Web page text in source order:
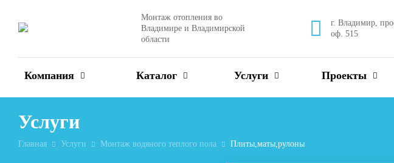
Монтаж отопления во
Владимире и Владимирской
области
г. Владимир,
оф. 515
Компания Каталог Услуги Проекты
Услуги
Главная Услуги Монтаж водяного теплого пола Плиты,маты,рулоны